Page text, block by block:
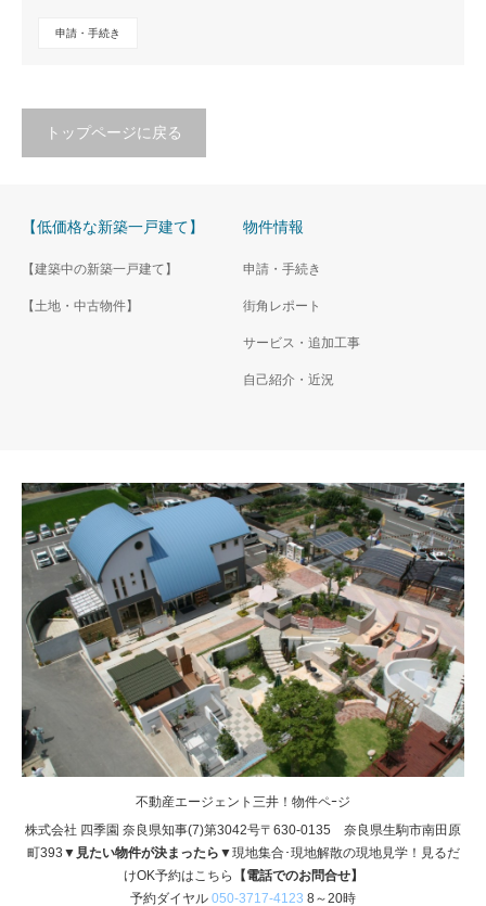
申請・手続き
トップページに戻る
【低価格な新築一戸建て】
【建築中の新築一戸建て】
【土地・中古物件】
物件情報
申請・手続き
街角レポート
サービス・追加工事
自己紹介・近況
不動産エージェント三井！物件ペｰジ
株式会社 四季園 奈良県知事(7)第3042号〒630-0135 奈良県生駒市南田原
町393 ▼見たい物件が決まったら▼現地集合･現地解散の現地見学！見るだ
けOK予約はこちら
【電話でのお問合せ】
予約ダイヤル 050-3717-4123 8～20時